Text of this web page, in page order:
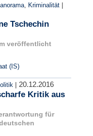
Kriminalität |
Tschechin
veröffentlicht
(IS)
| 20.12.2016
Kritik aus
für